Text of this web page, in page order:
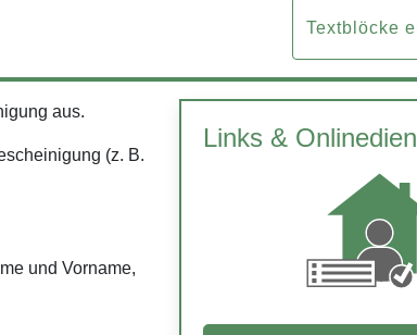
Textblöcke
aus.
(z. B.
und Vorname,
Links &